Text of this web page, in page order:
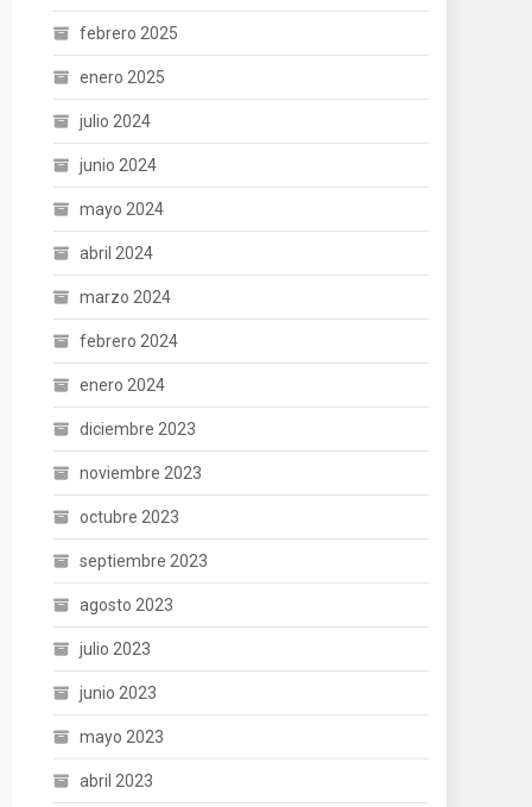
febrero 2025
enero 2025
julio 2024
junio 2024
mayo 2024
abril 2024
marzo 2024
febrero 2024
enero 2024
diciembre 2023
noviembre 2023
octubre 2023
septiembre 2023
agosto 2023
julio 2023
junio 2023
mayo 2023
abril 2023